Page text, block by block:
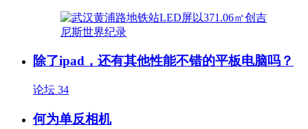
除了ipad，还有其他性能不错的平板电脑吗？
论坛 34
何为单反相机